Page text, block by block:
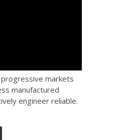
markets
manufactured
engineer reliable.